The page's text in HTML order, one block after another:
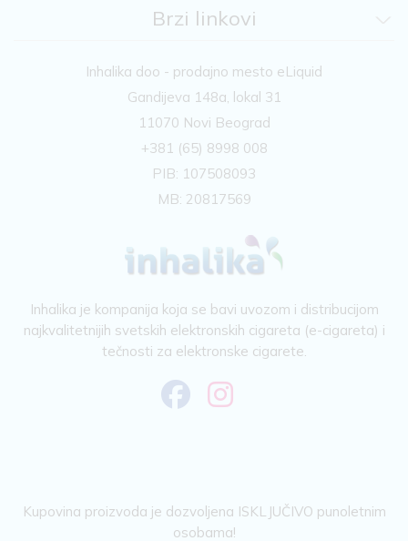
Brzi linkovi
Inhalika doo - prodajno mesto eLiquid
Gandijeva 148a, lokal 31
11070 Novi Beograd
+381 (65) 8998 008
PIB: 107508093
MB: 20817569
Inhalika je kompanija koja se bavi uvozom i distribucijom
najkvalitetnijih svetskih elektronskih cigareta (e-cigareta) i
tečnosti za elektronske cigarete.
Kupovina proizvoda je dozvoljena ISKLJUČIVO punoletnim
osobama!